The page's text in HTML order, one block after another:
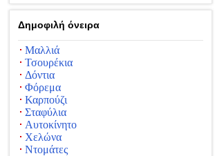
Δημοφιλή όνειρα
Μαλλιά
Τσουρέκια
Δόντια
Φόρεμα
Καρπούζι
Σταφύλια
Αυτοκίνητο
Χελώνα
Ντομάτες